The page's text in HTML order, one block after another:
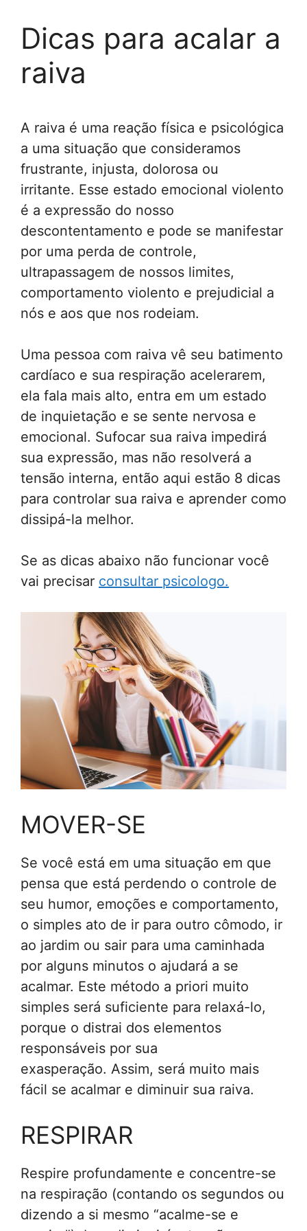
Dicas para acalar a
raiva
A raiva é uma reação física e psicológica
a uma situação que consideramos
frustrante, injusta, dolorosa ou
irritante. Esse estado emocional violento
é a expressão do nosso
descontentamento e pode se manifestar
por uma perda de controle,
ultrapassagem de nossos limites,
comportamento violento e prejudicial a
nós e aos que nos rodeiam.
Uma pessoa com raiva vê seu batimento
cardíaco e sua respiração acelerarem,
ela fala mais alto, entra em um estado
de inquietação e se sente nervosa e
emocional. Sufocar sua raiva impedirá
sua expressão, mas não resolverá a
tensão interna, então aqui estão 8 dicas
para controlar sua raiva e aprender como
dissipá-la melhor.
Se as dicas abaixo não funcionar você
vai precisar consultar psicologo.
MOVER-SE
Se você está em uma situação em que
pensa que está perdendo o controle de
seu humor, emoções e comportamento,
o simples ato de ir para outro cômodo, ir
ao jardim ou sair para uma caminhada
por alguns minutos o ajudará a se
acalmar. Este método a priori muito
simples será suficiente para relaxá-lo,
porque o distrai dos elementos
responsáveis ​​por sua
exasperação. Assim, será muito mais
fácil se acalmar e diminuir sua raiva.
RESPIRAR
Respire profundamente e concentre-se
na respiração (contando os segundos ou
dizendo a si mesmo “acalme-se e